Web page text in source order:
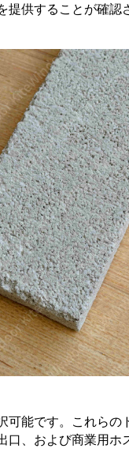
供することが確認
可能です。これらの
口、および商業用ホ